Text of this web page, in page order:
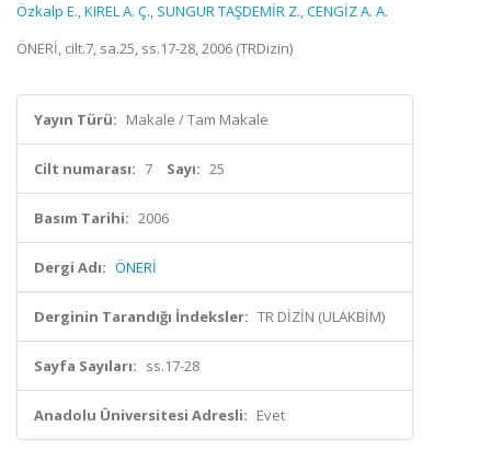
Özkalp E.,KIREL A. Ç., SUNGUR TAŞDEMİR Z.,CENGİZ A. A.
ÖNERİ, cilt.7, sa.25, ss.17-28, 2006 (TRDizin)
Yayın Türü: Makale / Tam Makale
Cilt numarası: 7 Sayı: 25
Basım Tarihi: 2006
Dergi Adı: ÖNERİ
Derginin Tarandığı İndeksler: TR DİZİN (ULAKBİM)
Sayfa Sayıları: ss.17-28
Anadolu Üniversitesi Adresli: Evet